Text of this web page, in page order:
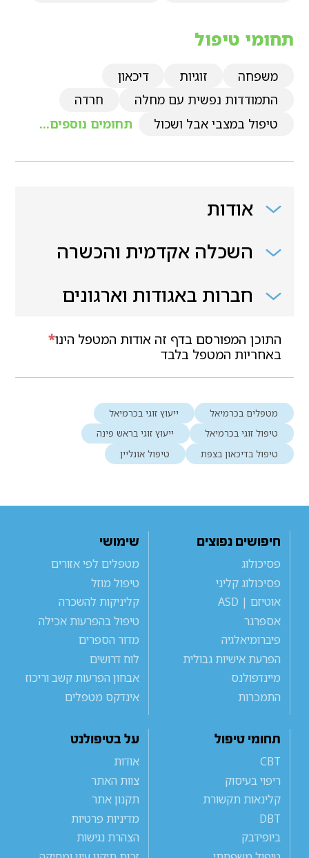
תחומי טיפול
משפחה זוגיות
דיכאון
התמודדות נפשית עם מחלה
חרדה
טיפול במצבי אבל ושכול
תחומים נוספים...
אודות
השכלה אקדמית והכשרה
חברות באגודות וארגונים
*התוכן המפורסם בדף זה אודות המטפל הינו
באחריות המטפל בלבד
מטפלים בכרמיאל
ייעוץ זוגי בכרמיאל
טיפול זוגי בכרמיאל
ייעוץ זוגי בראש פינה
טיפול בדיכאון בצפת
טיפול אונליין
חיפושים נפוצים
פסיכולוג
פסיכולוג קליני
אוטיזם | ASD
אספרגר
פיברומיאלגיה
הפרעת אישיות גבולית
מיינדפולנס
התמכרות
שימושי
מטפלים לפי אזורים
טיפול מוזל
קליניקות להשכרה
טיפול בהפרעות אכילה
מדור הספרים
לוח דרושים
אבחון הפרעות קשב וריכוז
אינדקס מטפלים
תחומי טיפול
CBT
ריפוי בעיסוק
קלינאות תקשורת
DBT
ביופידבק
על בטיפולנט
אודות
צוות האתר
תקנון אתר
מדיניות פרטיות
הצהרת נגישות